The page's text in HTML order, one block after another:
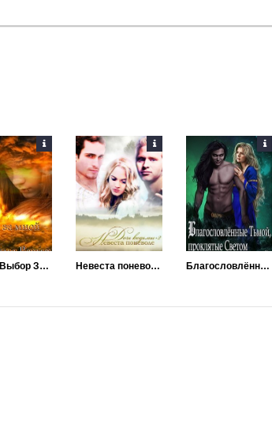
Рудая. Выбор За Мной Невеста поневоле Благословлённые Тьмой, проклятые Светом